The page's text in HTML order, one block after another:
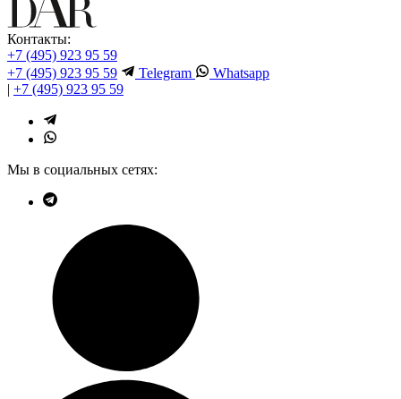
Контакты:
+7 (495) 923 95 59
+7 (495) 923 95 59
Telegram
Whatsapp
| +7 (495) 923 95 59
Мы в социальных сетях: